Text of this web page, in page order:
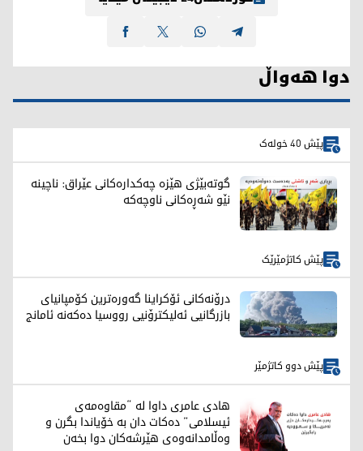
دوا هەواڵ
پێش 40 خولەک
گوتەبێژی هێزە چەکدارەکانی عێراق: ناچینە
نێو شەڕەکانی ناوچەکە
پێش کاتژمێرێک
درۆنەکانی ئۆکراینا گەورەترین کۆمپانیای
بازرگانیی ئەلیکترۆنیی رووسیا دەکەنە ئامانج
پێش دوو کاتژمێر
هادی عامری داوا لە “مقاوەمەی
ئیسلامی” دەکات دان بە خۆیاندا بگرن و
وەڵامدانەوەی هێرشەکان دوا بخەن